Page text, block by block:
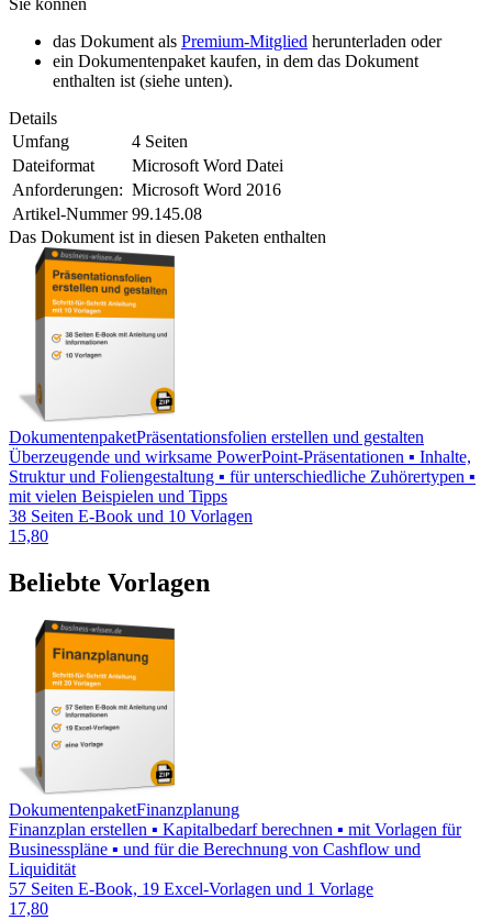
Sie können
das Dokument als Premium-Mitglied herunterladen oder
ein Dokumentenpaket kaufen, in dem das Dokument
enthalten ist (siehe unten).
Details
Umfang
4 Seiten
Dateiformat
Microsoft Word Datei
Anforderungen: Microsoft Word 2016
Artikel-Nummer 99.145.08
Das Dokument ist in diesen Paketen enthalten
DokumentenpaketPräsentationsfolien erstellen und gestalten
Überzeugende und wirksame PowerPoint-Präsentationen ▪ Inhalte,
Struktur und Foliengestaltung ▪ für unterschiedliche Zuhörertypen ▪
mit vielen Beispielen und Tipps
38 Seiten E-Book und 10 Vorlagen
15,80
Beliebte Vorlagen
DokumentenpaketFinanzplanung
Finanzplan erstellen ▪ Kapitalbedarf berechnen ▪ mit Vorlagen für
Businesspläne ▪ und für die Berechnung von Cashflow und
Liquidität
57 Seiten E-Book, 19 Excel-Vorlagen und 1 Vorlage
17,80